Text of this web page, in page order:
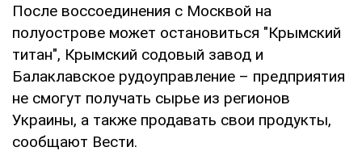
После воссоединения с Москвой на
полуострове может остановиться "Крымский
титан", Крымский содовый завод и
Балаклавское рудоуправление – предприятия
не смогут получать сырье из регионов
Украины, а также продавать свои продукты,
сообщают Вести.